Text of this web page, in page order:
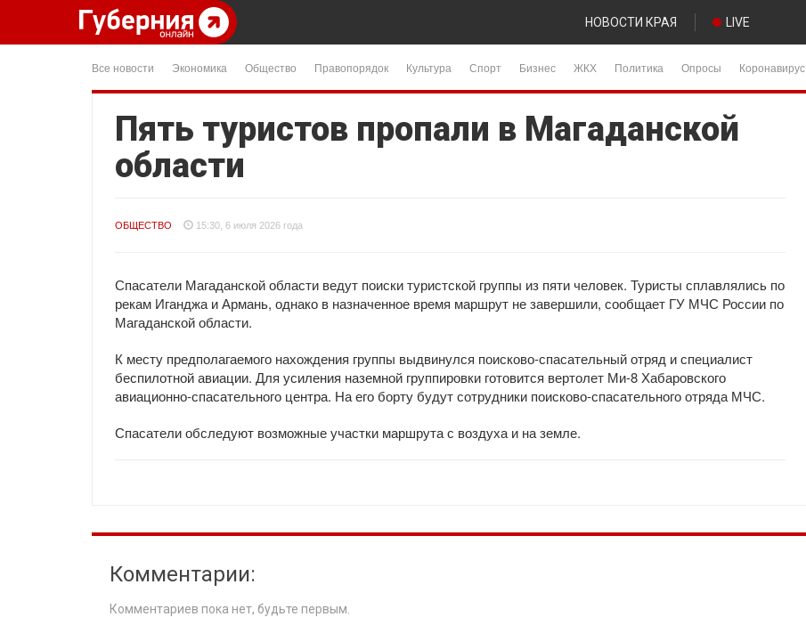
НОВОСТИ КРАЯ LIVE
Все новости Экономика Общество Правопорядок Культура Спорт Бизнес ЖКХ Политика Опросы Коронавирус
Пять туристов пропали в Магаданской
области
ОБЩЕСТВО 15:30, 6 июля 2026 года
Спасатели Магаданской области ведут поиски туристской группы из пяти человек. Туристы сплавлялись по
рекам Иганджа и Армань, однако в назначенное время маршрут не завершили, сообщает ГУ МЧС России по
Магаданской области.
К месту предполагаемого нахождения группы выдвинулся поисково-спасательный отряд и специалист
беспилотной авиации. Для усиления наземной группировки готовится вертолет Ми-8 Хабаровского
авиационно-спасательного центра. На его борту будут сотрудники поисково-спасательного отряда МЧС.
Спасатели обследуют возможные участки маршрута с воздуха и на земле.
Комментарии:
Комментариев пока нет, будьте первым.